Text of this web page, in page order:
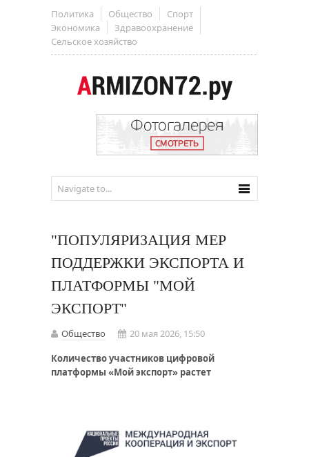
Политика Общество
Спорт
Экономика
Здравоохранение
Сельское хозяйство
"ПОПУЛЯРИЗАЦИЯ МЕР
ПОДДЕРЖКИ ЭКСПОРТА И
ПЛАТФОРМЫ "МОЙ
ЭКСПОРТ"
Общество
20 мая 2026, 15:50
Количество участников цифровой
платформы «Мой экспорт» растет